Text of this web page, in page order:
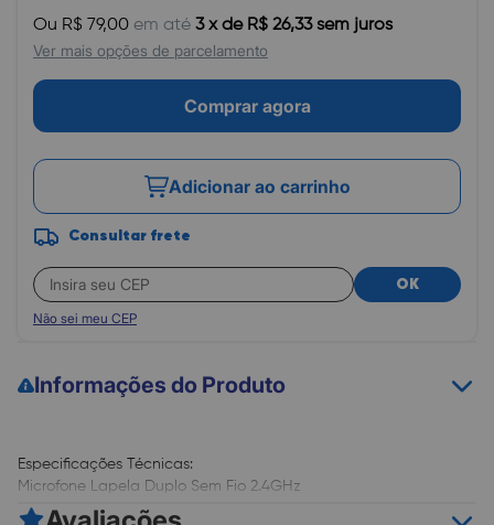
Ou R$ 79,00 em até 3 x de R$ 26,33 sem juros
Ver mais opções de parcelamento
Comprar agora
Adicionar ao carrinho
Consultar frete
OK
Não sei meu CEP
Informações do Produto
Especificações Técnicas:
Microfone Lapela Duplo Sem Fio 2.4GHz
Compatível com: iPhone, iPad